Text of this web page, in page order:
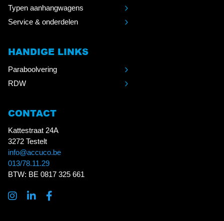
Typen aanhangwagens
Service & onderdelen
HANDIGE LINKS
Paraboolvering
RDW
CONTACT
Kattestraat 24A
3272 Testelt
info@accuco.be
013/78.11.29
BTW: BE 0817 325 661